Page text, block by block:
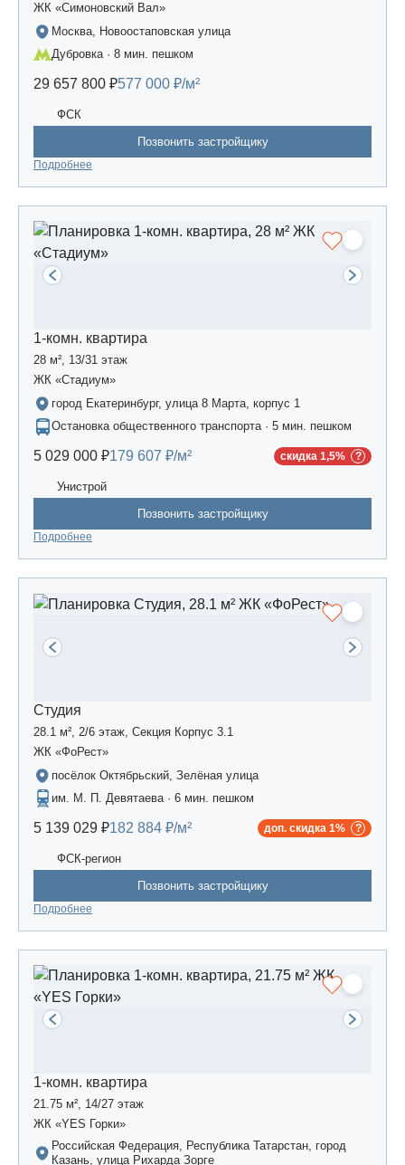
ЖК «Симоновский Вал»
Москва, Новоостаповская улица
Дубровка · 8 мин. пешком
29 657 800 ₽577 000 ₽/м²
ФСК
Позвонить застройщику
Подробнее
1-комн. квартира
28 м², 13/31 этаж
ЖК «Стадиум»
город Екатеринбург, улица 8 Марта, корпус 1
Остановка общественного транспорта · 5 мин. пешком
5 029 000 ₽179 607 ₽/м² скидка 1,5%
Унистрой
Позвонить застройщику
Подробнее
Студия
28.1 м², 2/6 этаж, Секция Корпус 3.1
ЖК «ФоРест»
посёлок Октябрьский, Зелёная улица
им. М. П. Девятаева · 6 мин. пешком
5 139 029 ₽182 884 ₽/м² доп. скидка 1%
ФСК-регион
Позвонить застройщику
Подробнее
1-комн. квартира
21.75 м², 14/27 этаж
ЖК «YES Горки»
Российская Федерация, Республика Татарстан, город
Казань, улица Рихарда Зорге